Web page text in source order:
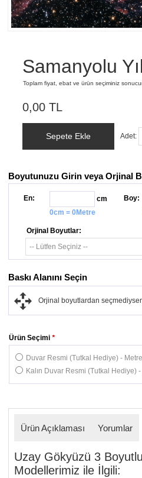
Samanyolu
Toplam fiyat, ebat ve ürün seçiminiz
0,00 TL
Sepete Ekle Adet:
Boyutunuzu Girin veya Orjinal
En:
cm
0cm = 0Metre
Boy:
Orjinal Boyutlar:
*
Ürün Seçimi
Duvar Resmi (Tutkal Hediye) -
Kalın Duvar Resmi (Tutkal Hediye)
Baskı Alanını Seçin
Orjinal boyutlardan
Ürün Açıklaması Yorumlar
Uzay Gökyüzü 3
Modellerimiz ile İlgili: